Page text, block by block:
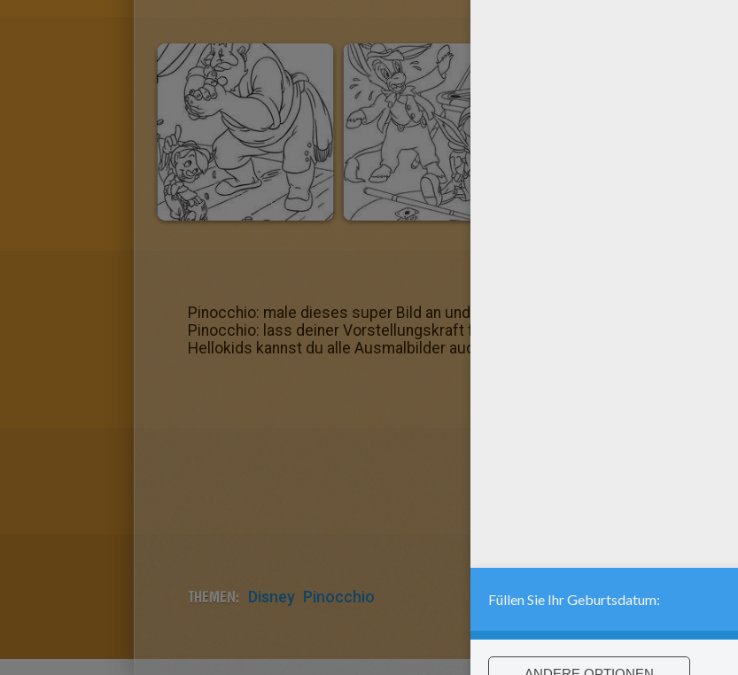
Pinocchio: male dieses super Bild an und schenke es deiner Freundin! Mehr
Pinocchio: lass deiner Vorstellungskraft freien Lauf und mal dieses tolle Bild
Hellokids kannst du alle Ausmalbilder auch ausdrucken: Pinocchio zum
THEMEN: Disney Pinocchio